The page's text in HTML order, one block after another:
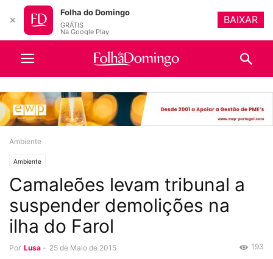
Ambiente
Ambiente
Camaleões levam tribunal a
suspender demolições na
ilha do Farol
Por Lusa - 25 de Maio de 2015 193
✕
Folha do Domingo
GRÁTIS
Na Google Play
BAIXAR